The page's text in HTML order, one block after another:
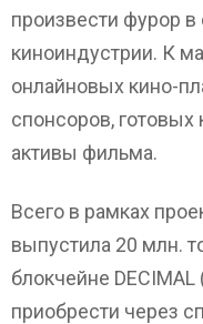
произвести фурор в
киноиндустрии. К
онлайновых кино-
спонсоров, готовых
активы фильма.
Всего в рамках
выпустила 20 млн.
блокчейне
приобрести через